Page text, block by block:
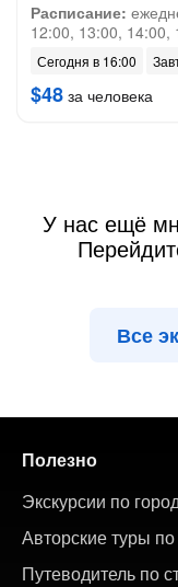
Расписание:
12:00, 13:00, 14:00,
Сегодня в 16:00
$48 за человека
У нас ещё
Все
Полезно
Экскурсии по
Авторские туры
Путеводитель по